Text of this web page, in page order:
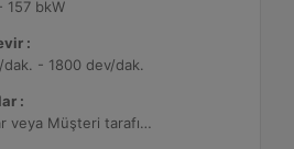
157 bkW
:
dak. - 1800 dev/dak.
:
Caterpillar veya Müşteri tarafından sağlanan AFRC ve Atık Arıtma ile 0,1 g ve 0,5 g/bhp-sa. NOx